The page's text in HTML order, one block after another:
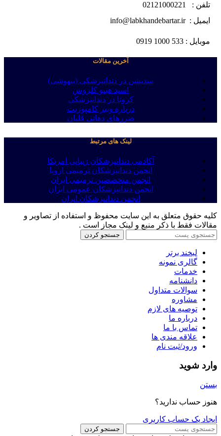
تلفن : 02121000221
ایمیل : info@labkhandebartar.ir
موبایل : 533 1000 0919
آخرین مقالات
سدیشن در دندانپزشکی (بیهوشی)
اسید هیپو کلروس
کرونا در دندانپزشکی
درباره ونیر کامپوزیت
ضررهای دهانی قلیان
لینک های مرتبط
آکادمی دندانپزشکان زیبایی امریکا
انجمن دندانپزشکان ترمیمی اروپا
انجمن متخصصین ترمیمی ایران
انجمن دندانپزشکان عمومی ایران
انجمن دندانپزشکان ایران
کلیه حقوق متعلق به این سایت محفوظ و استفاده از تصاویر و
مقالات فقط با ذکر منبع و لینک مجاز است .
جستجو کردن
لبخند برتر
گالری نمونه
خدمات
دانشنامه
سوالات متداول
مشاوره
توصیه های لازم
درباره ما
تماس با ما
علاقه مندی ها
ورود/ثبت نام
وارد شوید
بستن
هنوز حساب ندارید؟
ایجاد یک حساب کاربری
جستجو کردن